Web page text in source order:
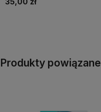
35,00 zł
Produkty powiązane